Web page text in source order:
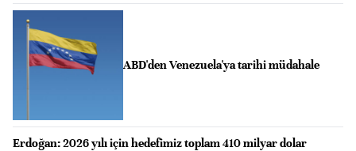
ABD'den Venezuela'ya tarihi müdahale
Erdoğan: 2026 yılı için hedefimiz toplam 410 milyar dolar